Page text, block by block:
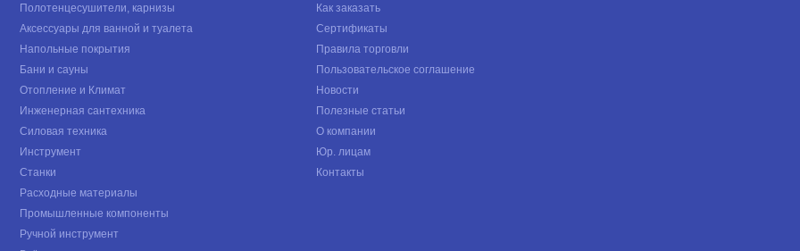
Полотенцесушители, карнизы
Аксессуары для ванной и туалета
Напольные покрытия
Бани и сауны
Отопление и Климат
Инженерная сантехника
Силовая техника
Инструмент
Станки
Расходные материалы
Промышленные компоненты
Ручной инструмент
Как заказать
Сертификаты
Правила торговли
Пользовательское соглашение
Новости
Полезные статьи
О компании
Юр. лицам
Контакты